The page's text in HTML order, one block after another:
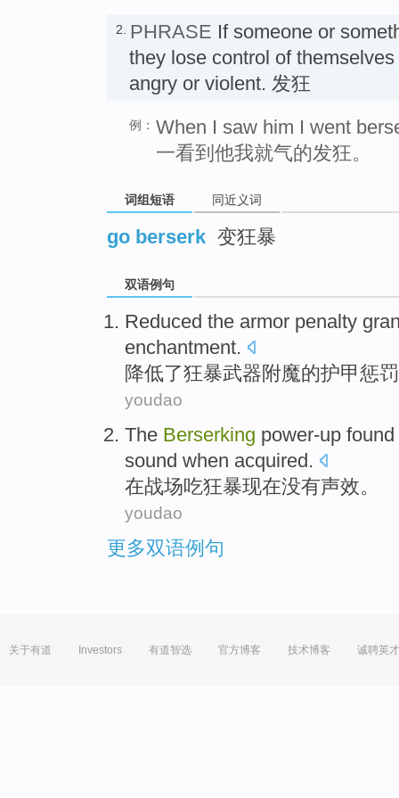
2. PHRASE If someone or
they lose control of
angry or violent. 发狂
例： When I saw him I went
一看到他我就气的发狂。
词组短语 同近义词
go berserk 变狂暴
双语例句
Reduced the armor penalty
enchantment.
降低了狂暴武器附魔的护甲惩罚
youdao
The Berserking power-up found
sound when acquired.
在战场吃狂暴现在没有声效。
youdao
更多双语例句
关于有道 Investors 有道智选 官方博客 技术博客 诚聘英才